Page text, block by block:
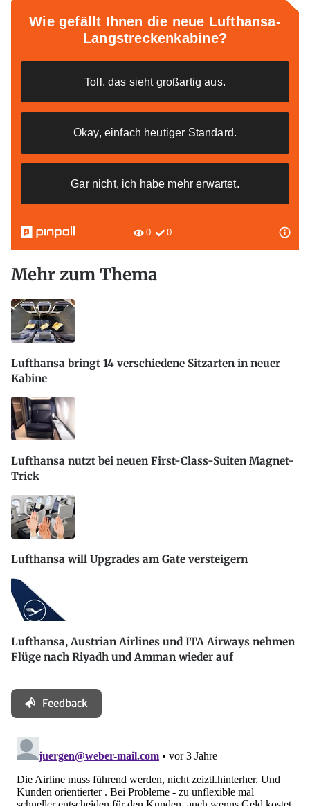
Mehr zum Thema
Lufthansa bringt 14 verschiedene Sitzarten in neuer
Kabine
Lufthansa nutzt bei neuen First-Class-Suiten Magnet-
Trick
Lufthansa will Upgrades am Gate versteigern
Lufthansa, Austrian Airlines und ITA Airways nehmen
Flüge nach Riyadh und Amman wieder auf
Feedback